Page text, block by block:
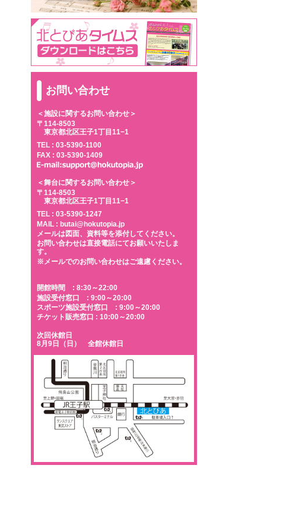
お問い合わせ
＜施設に関するお問い合わせ＞
〒114-8503
東京都北区王子1丁目11−1
TEL : 03-5390-1100
FAX : 03-5390-1409
＜舞台に関するお問い合わせ＞
〒114-8503
東京都北区王子1丁目11−1
TEL : 03-5390-1247
MAIL : butai@hokutopia.jp
メールは図面、資料等を添付してください。
お問い合わせは直接電話にてお願いいたしま
す。
※メールでのお問い合わせはご遠慮ください。
開館時間 : 8:30～22:00
施設受付窓口 : 9:00～20:00
スポーツ施設受付窓口 : 9:00～20:00
チケット販売窓口 : 10:00～20:00
次回休館日
8月9日（日） 全館休館日